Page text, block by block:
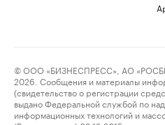
© ООО «БИЗНЕСПРЕСС», АО
2026. Сообщения и материалы
(свидетельство о регистрации
выдано Федеральной службой по
информационных технологий и